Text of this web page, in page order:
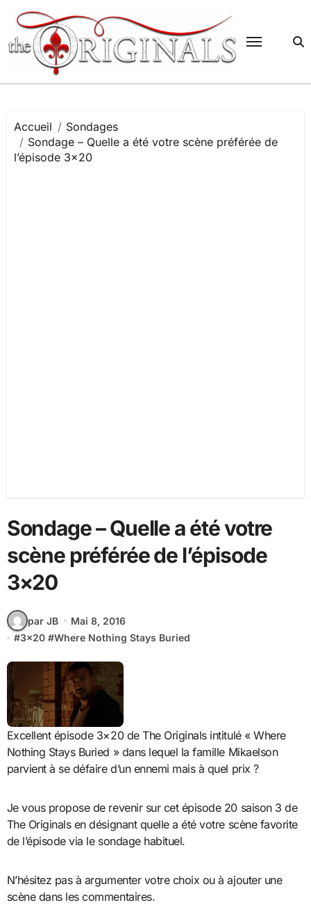
contenu
Accueil
Sondages
Sondage – Quelle a été votre scène préférée de
l’épisode 3×20
Sondage – Quelle a été votre
scène préférée de l’épisode
3×20
par JB
Mai 8, 2016
#3x20 #Where Nothing Stays Buried
Excellent épisode 3×20 de The Originals intitulé « Where
Nothing Stays Buried » dans lequel la famille Mikaelson
parvient à se défaire d’un ennemi mais à quel prix ?
Je vous propose de revenir sur cet épisode 20 saison 3 de
The Originals en désignant quelle a été votre scène favorite
de l’épisode via le sondage habituel.
N’hésitez pas à argumenter votre choix ou à ajouter une
scène dans les commentaires.